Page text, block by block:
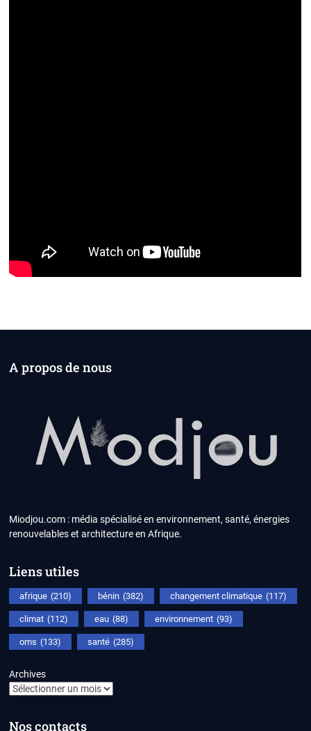
A propos de nous
Miodjou.com : média spécialisé en environnement, santé, énergies
renouvelables et architecture en Afrique.
Liens utiles
afrique (210) bénin (382) changement climatique (117)
climat (112) eau (88) environnement (93)
oms (133) santé (285)
Archives
Nos contacts